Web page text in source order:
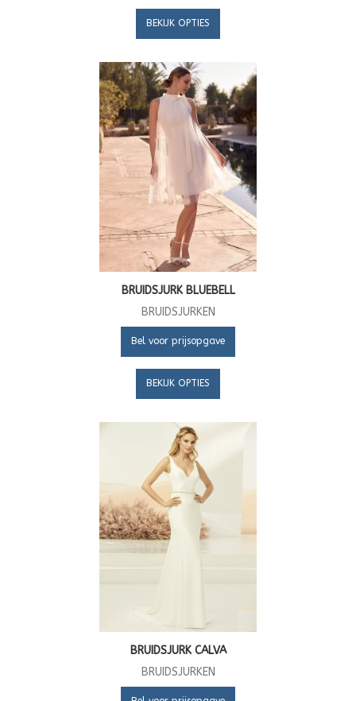
BEKIJK OPTIES
BRUIDSJURK BLUEBELL
BRUIDSJURKEN
Bel voor prijsopgave
BEKIJK OPTIES
BRUIDSJURK CALVA
BRUIDSJURKEN